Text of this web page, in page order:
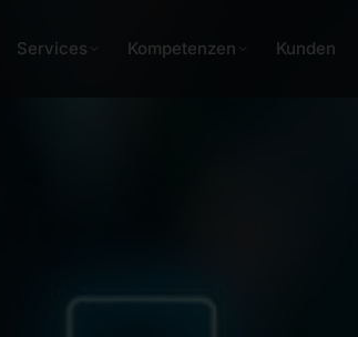
Services Kompetenzen Kunden